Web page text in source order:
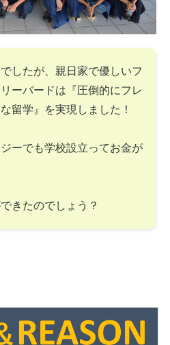
したが、親日家で優しいフ
ーバードは『圧倒的にフレ
留学』を実現しました！
ーでも学校設立ってお金が
きたのでしょう？